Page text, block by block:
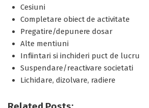
Cesiuni
Completare obiect de activitate
Pregatire/depunere dosar
Alte mentiuni
Infiintari si inchideri puct de lucru
Suspendare/reactivare societati
Lichidare, dizolvare, radiere